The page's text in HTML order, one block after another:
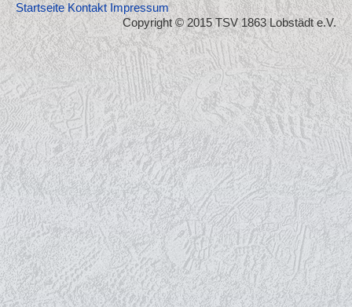
Startseite Kontakt Impressum
Copyright © 2015 TSV 1863 Lobstädt e.V.